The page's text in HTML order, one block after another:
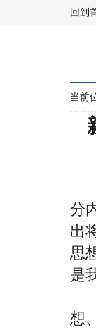
回到
当前
分
出
思
是
想